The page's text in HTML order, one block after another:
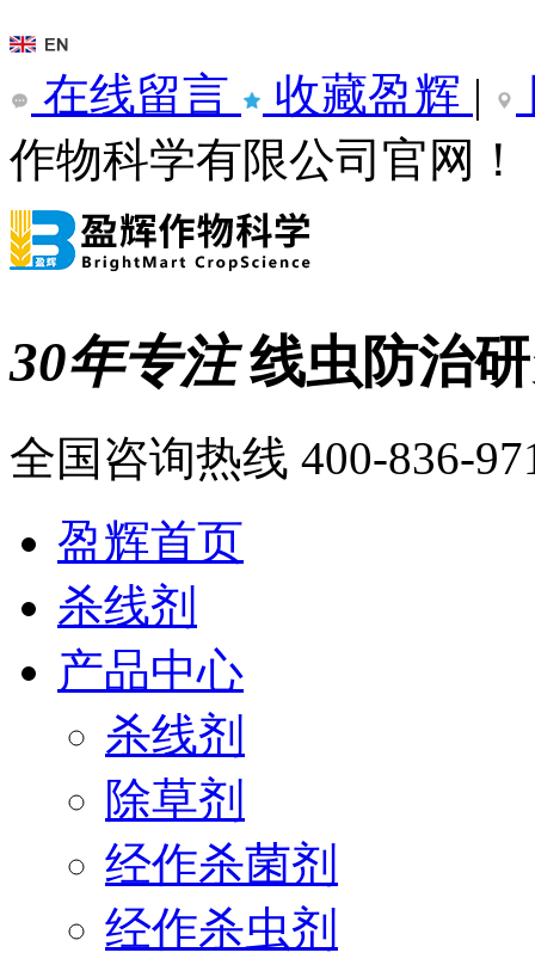
在线留言 收藏盈辉 |
作物科学有限公司官网！
30年专注线虫防治
全国咨询热线 400-836-
盈辉首页
杀线剂
产品中心
杀线剂
除草剂
经作杀菌剂
经作杀虫剂